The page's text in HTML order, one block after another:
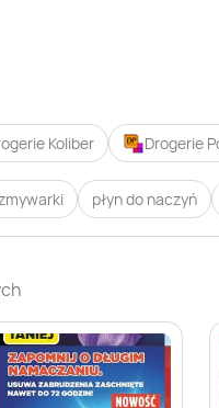
Koliber Drogerie
płyn do naczyń